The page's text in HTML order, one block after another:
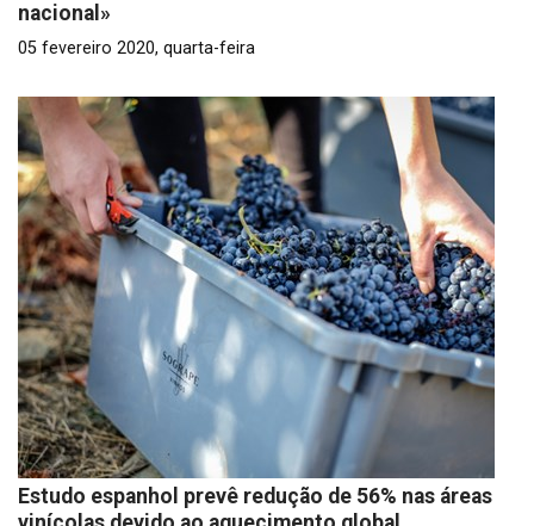
nacional»
05 fevereiro 2020, quarta-feira
Estudo espanhol prevê redução de 56% nas áreas